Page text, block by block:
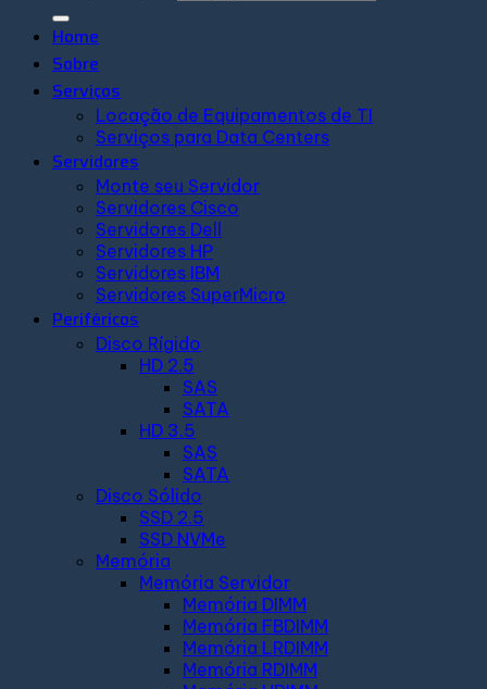
Home
Sobre
Serviços
Locação de Equipamentos de TI
Serviços para Data Centers
Servidores
Monte seu Servidor
Servidores Cisco
Servidores Dell
Servidores HP
Servidores IBM
Servidores SuperMicro
Periféricos
Disco Rígido
HD 2.5
SAS
SATA
HD 3.5
SAS
SATA
Disco Sólido
SSD 2.5
SSD NVMe
Memória
Memória Servidor
Memória DIMM
Memória FBDIMM
Memória LRDIMM
Memória RDIMM